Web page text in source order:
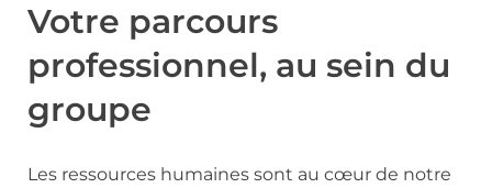
Votre parcours
professionnel, au sein du
groupe
Les ressources humaines sont au cœur de notre